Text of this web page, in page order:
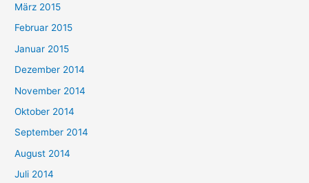
März 2015
Februar 2015
Januar 2015
Dezember 2014
November 2014
Oktober 2014
September 2014
August 2014
Juli 2014